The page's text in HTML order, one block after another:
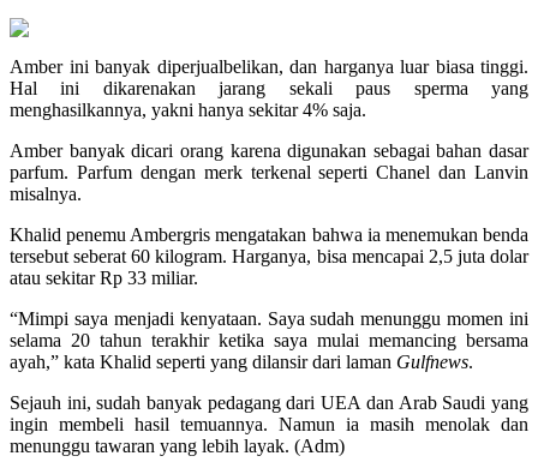
Amber ini banyak diperjualbelikan, dan harganya luar biasa tinggi.
Hal ini dikarenakan jarang sekali paus sperma yang
menghasilkannya, yakni hanya sekitar 4% saja.
Amber banyak dicari orang karena digunakan sebagai bahan dasar
parfum. Parfum dengan merk terkenal seperti Chanel dan Lanvin
misalnya.
Khalid penemu Ambergris mengatakan bahwa ia menemukan benda
tersebut seberat 60 kilogram. Harganya, bisa mencapai 2,5 juta dolar
atau sekitar Rp 33 miliar.
“Mimpi saya menjadi kenyataan. Saya sudah menunggu momen ini
selama 20 tahun terakhir ketika saya mulai memancing bersama
ayah,” kata Khalid seperti yang dilansir dari laman Gulfnews.
Sejauh ini, sudah banyak pedagang dari UEA dan Arab Saudi yang
ingin membeli hasil temuannya. Namun ia masih menolak dan
menunggu tawaran yang lebih layak. (Adm)